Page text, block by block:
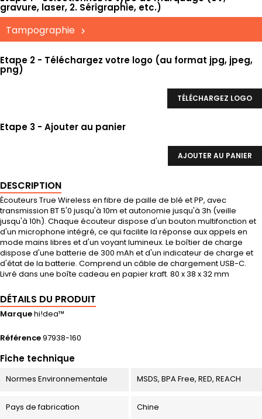
gravure, laser, 2. Sérigraphie, etc.)
Tampographie
Etape 2 - Téléchargez votre logo (au format jpg, jpeg,
png)
TÉLÉCHARGEZ LOGO
Etape 3 - Ajouter au panier
AJOUTER AU PANIER
DESCRIPTION
Écouteurs True Wireless en fibre de paille de blé et PP, avec
transmission BT 5'0 jusqu'à 10m et autonomie jusqu'à 3h (veille
jusqu'à 10h). Chaque écouteur dispose d'un bouton multifonction et
d'un microphone intégré, ce qui facilite la réponse aux appels en
mode mains libres et d'un voyant lumineux. Le boîtier de charge
dispose d'une batterie de 300 mAh et d'un indicateur de charge et
d'état de la batterie. Comprend un câble de chargement USB-C.
Livré dans une boîte cadeau en papier kraft. 80 x 38 x 32 mm
DÉTAILS DU PRODUIT
Marquehi!dea™
Référence97938-160
Fiche technique
Normes Environnementale MSDS, BPA Free, RED, REACH
Pays de fabrication Chine